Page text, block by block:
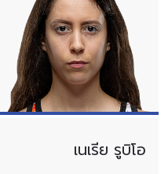
เนเรีย รูบิโอ